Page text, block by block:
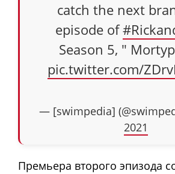
catch the next
episode of
Season 5, "
pic.twitter.com/
— [swimpedia]
2021
Премьера второго эпизода